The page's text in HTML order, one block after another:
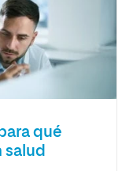
qué
salud